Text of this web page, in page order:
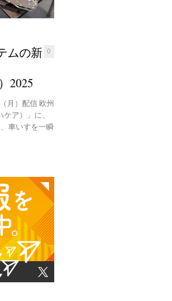
0
ムの新
2025
月）配信 欧州
ケア）」に、
車いすを一瞬